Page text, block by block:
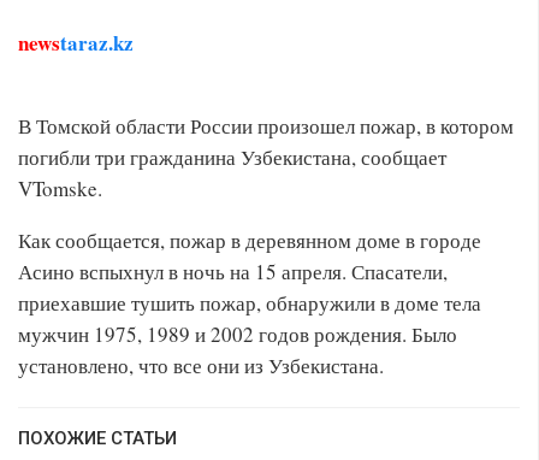
newstaraz.kz
В Томской области России произошел пожар, в котором
погибли три гражданина Узбекистана, сообщает
VTomske.
Как сообщается, пожар в деревянном доме в городе
Асино вспыхнул в ночь на 15 апреля. Спасатели,
приехавшие тушить пожар, обнаружили в доме тела
мужчин 1975, 1989 и 2002 годов рождения. Было
установлено, что все они из Узбекистана.
ПОХОЖИЕ СТАТЬИ